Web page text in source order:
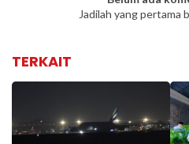
Jadilah yang pertama
TERKAIT